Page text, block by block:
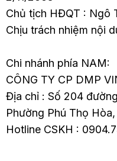
Chủ tịch HĐQT : Ngô
Chịu trách nhiệm nội
Chi nhánh phía NAM:
CÔNG TY CP DMP
Địa chỉ : Số 204
Phường Phú Thọ
Hotline CSKH :